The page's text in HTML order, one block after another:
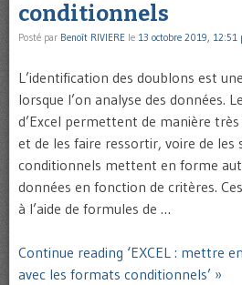
conditionnels
Posté par Benoît RIVIERE le 13 octobre 2019, 12:51
L’identification des doublons est
lorsque l’on analyse des données.
d’Excel permettent de manière
et de les faire ressortir, voire de
conditionnels mettent en forme
données en fonction de critères.
à l’aide de formules de …
Continue reading ‘EXCEL : mettre
avec les formats conditionnels’ »